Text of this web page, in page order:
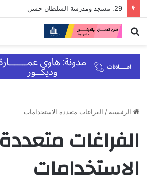
29. مسجد ومدرسة السلطان حسن
بحث
الرئيسية / الفراغات متعددة الاستخدامات
الفراغات متعددة
الاستخدامات